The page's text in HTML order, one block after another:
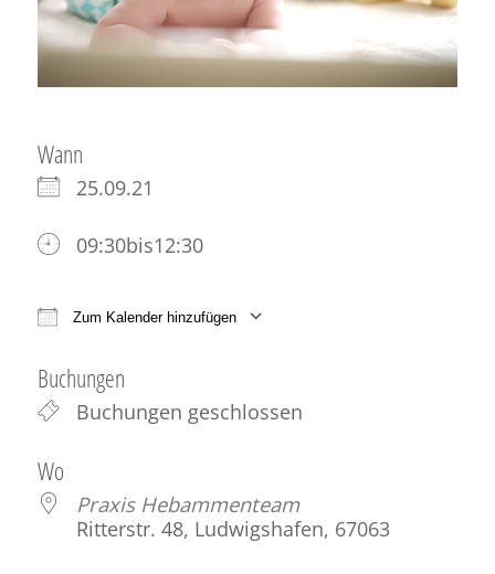
Wann
25.09.21
09:30bis12:30
Zum Kalender hinzufügen
Buchungen
Buchungen geschlossen
Wo
Praxis Hebammenteam
Ritterstr. 48, Ludwigshafen, 67063